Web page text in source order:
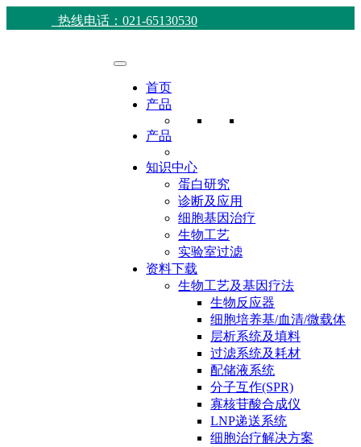
热线电话：021-65130530
首页
产品
产品
知识中心
蛋白研究
诊断及应用
细胞基因治疗
生物工艺
实验室过滤
资料下载
生物工艺及基因疗法
生物反应器
细胞培养基/血清/微载体
层析系统及填料
过滤系统及耗材
配储液系统
分子互作(SPR)
寡核苷酸合成仪
LNP递送系统
细胞治疗解决方案